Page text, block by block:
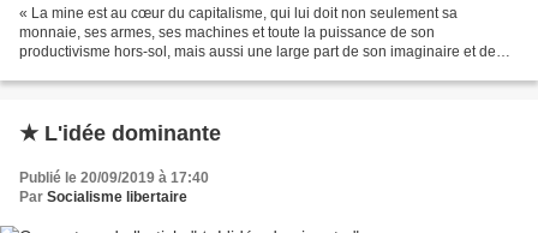
« La mine est au cœur du capitalisme, qui lui doit non seulement sa
monnaie, ses armes, ses machines et toute la puissance de son
productivisme hors-sol, mais aussi une large part de son imaginaire et de
★ L'idée dominante
Publié le 20/09/2019 à 17:40
Par Socialisme libertaire